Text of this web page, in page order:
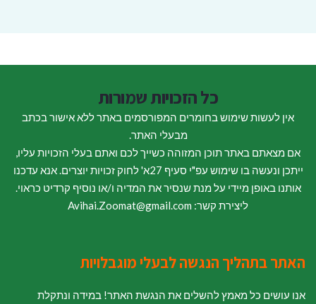
כל הזכויות שמורות
אין לעשות שימוש בחומרים המפורסמים באתר ללא אישור בכתב
מבעלי האתר.
אם מצאתם באתר תוכן המזוהה כשייך לכם ואתם בעלי הזכויות עליו,
ייתכן ונעשה בו שימוש עפ"י סעיף 27א' לחוק זכויות יוצרים. אנא עדכנו
אותנו באופן מיידי על מנת שנסיר את המדיה ו/או נוסיף קרדיט כראוי.
ליצירת קשר: Avihai.Zoomat@gmail.com
האתר בתהליך הנגשה לבעלי מוגבלויות
אנו עושים כל מאמץ להשלים את הנגשת האתר! במידה ונתקלת